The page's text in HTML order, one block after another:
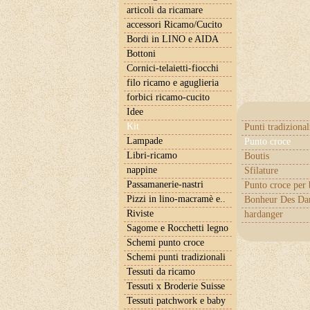
articoli da ricamare
accessori Ricamo/Cucito
Bordi in LINO e AIDA
Bottoni
Cornici-telaietti-fiocchi
filo ricamo e aguglieria
forbici ricamo-cucito
Idee
Kit
Punti
Punto croce
Boutis
Sfilature
Punto croce per
Bonheur Des
hardanger
Lampade
Libri-ricamo
nappine
Passamanerie-nastri
Pizzi in lino-macramè e..
Riviste
Sagome e Rocchetti legno
Schemi punto croce
Schemi punti tradizionali
Tessuti da ricamo
Tessuti x Broderie Suisse
Tessuti patchwork e baby